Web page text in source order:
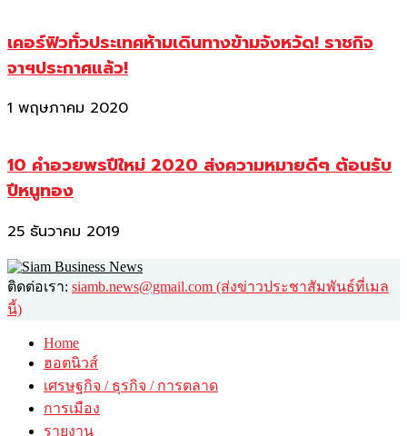
เคอร์ฟิวทั่วประเทศห้ามเดินทางข้ามจังหวัด! ราชกิจ
จาฯประกาศแล้ว!
1 พฤษภาคม 2020
10 คำอวยพรปีใหม่ 2020 ส่งความหมายดีๆ ต้อนรับ
ปีหนูทอง
25 ธันวาคม 2019
ติดต่อเรา: siamb.news@gmail.com (ส่งข่าวประชาสัมพันธ์ที่เมล
นี้)
Home
ฮอตนิวส์
เศรษฐกิจ / ธุรกิจ / การตลาด
การเมือง
รายงาน